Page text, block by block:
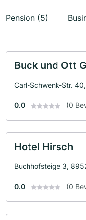
Pension (5)
Buck und Ott
Carl-Schwenk-Str.
0.0 (0
Hotel Hirsch
Buchhofsteige 3,
0.0 (0